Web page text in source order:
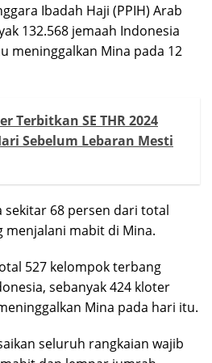
Ibadah Haji (PPIH) Arab
132.568 jemaah Indonesia
meninggalkan Mina pada 12
Terbitkan SE THR 2024
Sebelum Lebaran Mesti
sekitar 68 persen dari total
menjalani mabit di Mina.
527 kelompok terbang
sebanyak 424 kloter
Mina pada hari itu.
seluruh rangkaian wajib